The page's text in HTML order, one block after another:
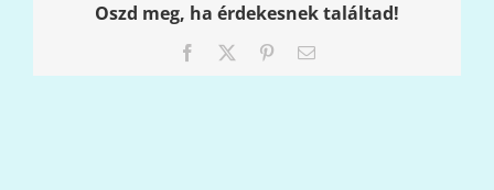
Oszd meg, ha érdekesnek találtad!
Facebook PinterestEmail: